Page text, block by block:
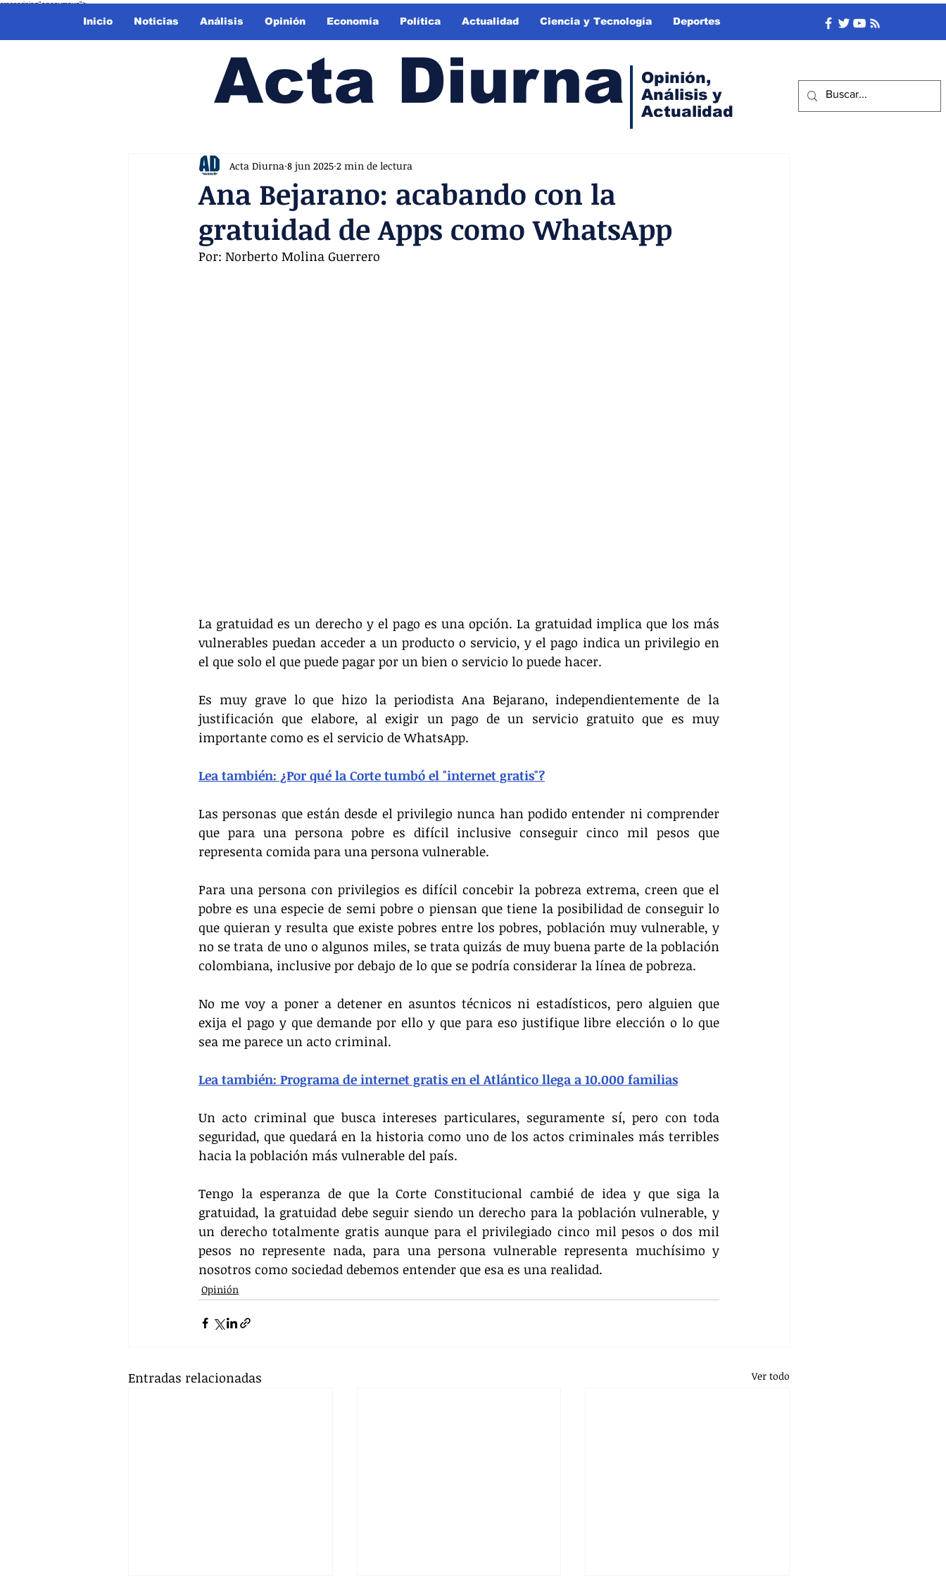
crossorigin="anonymous">
Inicio Noticias Análisis Opinión Economía Política Actualidad Ciencia y Tecnología Deportes
Acta Diurna
Opinión,
Análisis y
Actualidad
Ana Bejarano: acabando con la
gratuidad de Apps como WhatsApp
Acta Diurna 8 jun 2025 2 min de lectura
Por: Norberto Molina Guerrero
La gratuidad es un derecho y el pago es una opción. La gratuidad implica que los más
vulnerables puedan acceder a un producto o servicio, y el pago indica un privilegio en
el que solo el que puede pagar por un bien o servicio lo puede hacer.
Es muy grave lo que hizo la periodista Ana Bejarano, independientemente de la
justificación que elabore, al exigir un pago de un servicio gratuito que es muy
importante como es el servicio de WhatsApp.
Lea también: ¿Por qué la Corte tumbó el "internet gratis"?
Las personas que están desde el privilegio nunca han podido entender ni comprender
que para una persona pobre es difícil inclusive conseguir cinco mil pesos que
representa comida para una persona vulnerable.
Para una persona con privilegios es difícil concebir la pobreza extrema, creen que el
pobre es una especie de semi pobre o piensan que tiene la posibilidad de conseguir lo
que quieran y resulta que existe pobres entre los pobres, población muy vulnerable, y
no se trata de uno o algunos miles, se trata quizás de muy buena parte de la población
colombiana, inclusive por debajo de lo que se podría considerar la línea de pobreza.
No me voy a poner a detener en asuntos técnicos ni estadísticos, pero alguien que
exija el pago y que demande por ello y que para eso justifique libre elección o lo que
sea me parece un acto criminal.
Lea también: Programa de internet gratis en el Atlántico llega a 10.000 familias
Un acto criminal que busca intereses particulares, seguramente sí, pero con toda
seguridad, que quedará en la historia como uno de los actos criminales más terribles
hacia la población más vulnerable del país.
Tengo la esperanza de que la Corte Constitucional cambié de idea y que siga la
gratuidad, la gratuidad debe seguir siendo un derecho para la población vulnerable, y
un derecho totalmente gratis aunque para el privilegiado cinco mil pesos o dos mil
pesos no represente nada, para una persona vulnerable representa muchísimo y
nosotros como sociedad debemos entender que esa es una realidad.
Opinión
Entradas relacionadas Ver todo